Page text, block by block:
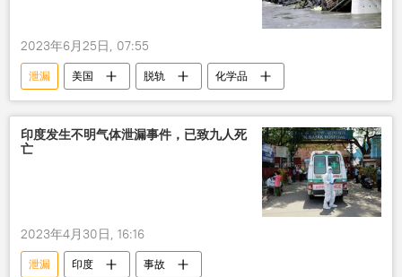
2023年6月25日, 07:55
泄漏 美国 脱轨 化学品
印度发生不明气体泄漏事件，已致九人死
亡
2023年4月30日, 16:16
泄漏 印度 事故